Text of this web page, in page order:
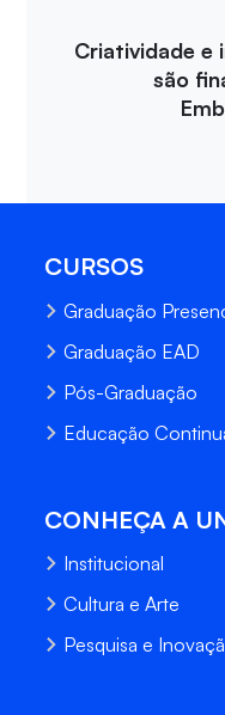
Criatividade e
são
CURSOS
Graduação
Graduação EAD
Pós-Graduação
Educação
CONHEÇA A
Institucional
Cultura e Arte
Pesquisa e